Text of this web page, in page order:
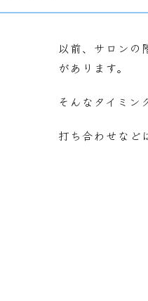
以前、サロンの
があります。
そんなタイミン
打ち合わせなど